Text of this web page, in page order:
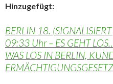
Hinzugefügt:
BERLIN 18.
09:33 Uhr – ES GEHT
WAS LOS IN BERLIN,